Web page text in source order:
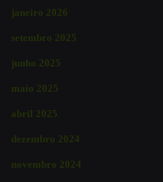
janeiro 2026
setembro 2025
junho 2025
maio 2025
abril 2025
dezembro 2024
novembro 2024